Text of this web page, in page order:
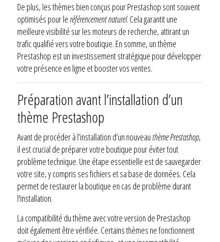
De plus, les thèmes bien conçus pour Prestashop sont souvent
optimisés pour le référencement naturel. Cela garantit une
meilleure visibilité sur les moteurs de recherche, attirant un
trafic qualifié vers votre boutique. En somme, un thème
Prestashop est un investissement stratégique pour développer
votre présence en ligne et booster vos ventes.
Préparation avant l’installation d’un
thème Prestashop
Avant de procéder à l’installation d’un nouveauthème Prestashop,
il est crucial de préparer votre boutique pour éviter tout
problème technique. Une étape essentielle est de sauvegarder
votre site, y compris ses fichiers et sa base de données. Cela
permet de restaurer la boutique en cas de problème durant
l'installation.
La compatibilité du thème avec votre version de Prestashop
doit également être vérifiée. Certains thèmes ne fonctionnent